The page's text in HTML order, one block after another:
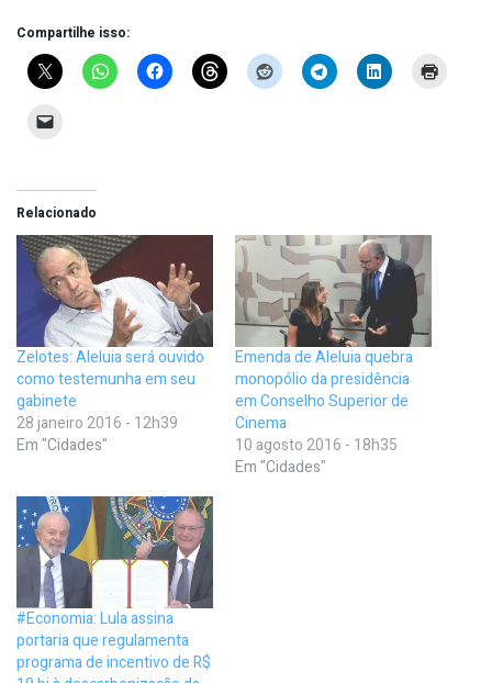
Compartilhe isso:
Relacionado
Zelotes: Aleluia será ouvido
como testemunha em seu
gabinete
28 janeiro 2016 - 12h39
Em "Cidades"
Emenda de Aleluia quebra
monopólio da presidência
em Conselho Superior de
Cinema
10 agosto 2016 - 18h35
Em "Cidades"
#Economia: Lula assina
portaria que regulamenta
programa de incentivo de R$